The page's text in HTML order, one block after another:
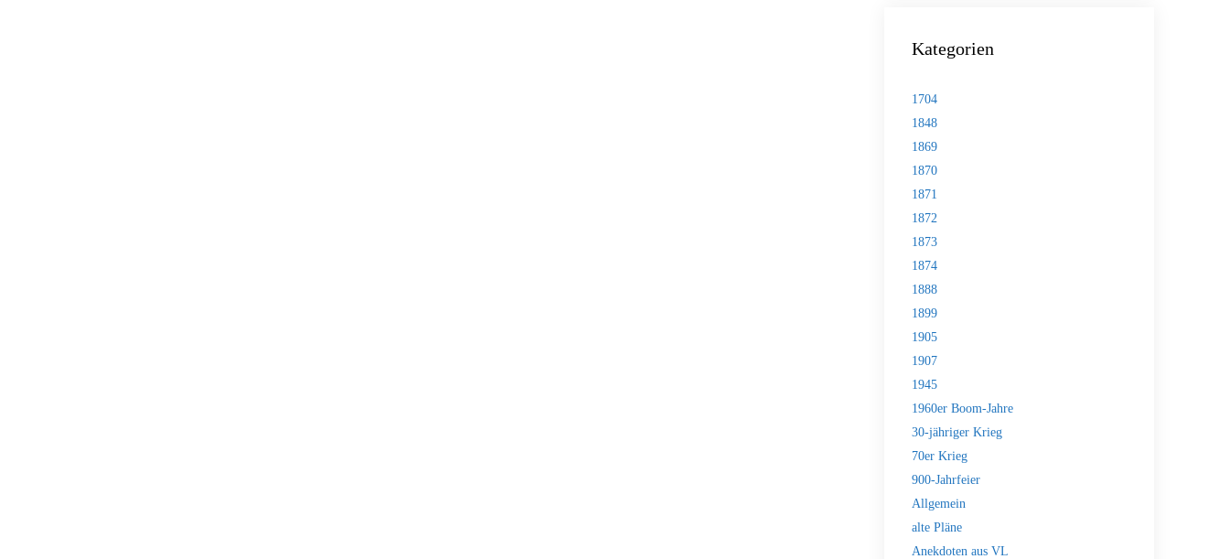
Kategorien
1704
1848
1869
1870
1871
1872
1873
1874
1888
1899
1905
1907
1945
1960er Boom-Jahre
30-jähriger Krieg
70er Krieg
900-Jahrfeier
Allgemein
alte Pläne
Anekdoten aus VL